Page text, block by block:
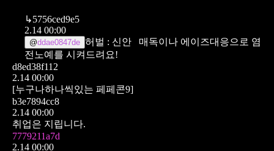
↳5756ced9e5
2.14 00:00
@ddae0847de 허벌 : 신안
매독이나 에이즈대응으로 염
전노예를 시켜드려요!
d8ed38f112
2.14 00:00
[누구나하나씩있는 페페콘9]
b3e7894cc8
2.14 00:00
취업은 지립니다.
7779211a7d
2.14 00:00